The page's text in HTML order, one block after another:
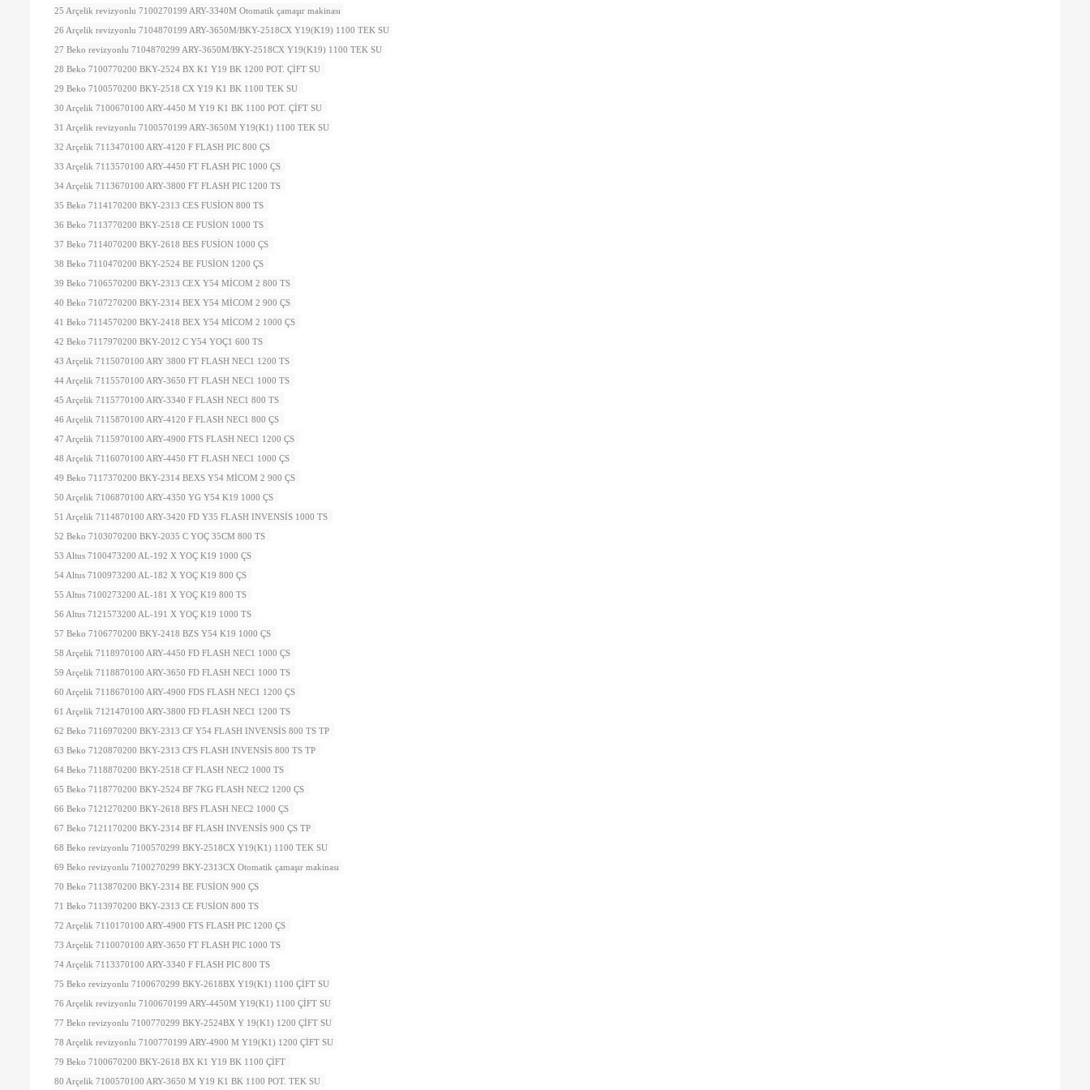
25 Arçelik revizyonlu 7100270199 ARY-3340M Otomatik çamaşır makinası
26 Arçelik revizyonlu 7104870199 ARY-3650M/BKY-2518CX Y19(K19) 1100 TEK SU
27 Beko revizyonlu 7104870299 ARY-3650M/BKY-2518CX Y19(K19) 1100 TEK SU
28 Beko 7100770200 BKY-2524 BX K1 Y19 BK 1200 POT. ÇİFT SU
29 Beko 7100570200 BKY-2518 CX Y19 K1 BK 1100 TEK SU
30 Arçelik 7100670100 ARY-4450 M Y19 K1 BK 1100 POT. ÇİFT SU
31 Arçelik revizyonlu 7100570199 ARY-3650M Y19(K1) 1100 TEK SU
32 Arçelik 7113470100 ARY-4120 F FLASH PIC 800 ÇS
33 Arçelik 7113570100 ARY-4450 FT FLASH PIC 1000 ÇS
34 Arçelik 7113670100 ARY-3800 FT FLASH PIC 1200 TS
35 Beko 7114170200 BKY-2313 CES FUSİON 800 TS
36 Beko 7113770200 BKY-2518 CE FUSİON 1000 TS
37 Beko 7114070200 BKY-2618 BES FUSİON 1000 ÇS
38 Beko 7110470200 BKY-2524 BE FUSİON 1200 ÇS
39 Beko 7106570200 BKY-2313 CEX Y54 MİCOM 2 800 TS
40 Beko 7107270200 BKY-2314 BEX Y54 MİCOM 2 900 ÇS
41 Beko 7114570200 BKY-2418 BEX Y54 MİCOM 2 1000 ÇS
42 Beko 7117970200 BKY-2012 C Y54 YOÇ1 600 TS
43 Arçelik 7115070100 ARY 3800 FT FLASH NEC1 1200 TS
44 Arçelik 7115570100 ARY-3650 FT FLASH NEC1 1000 TS
45 Arçelik 7115770100 ARY-3340 F FLASH NEC1 800 TS
46 Arçelik 7115870100 ARY-4120 F FLASH NEC1 800 ÇS
47 Arçelik 7115970100 ARY-4900 FTS FLASH NEC1 1200 ÇS
48 Arçelik 7116070100 ARY-4450 FT FLASH NEC1 1000 ÇS
49 Beko 7117370200 BKY-2314 BEXS Y54 MİCOM 2 900 ÇS
50 Arçelik 7106870100 ARY-4350 YG Y54 K19 1000 ÇS
51 Arçelik 7114870100 ARY-3420 FD Y35 FLASH INVENSİS 1000 TS
52 Beko 7103070200 BKY-2035 C YOÇ 35CM 800 TS
53 Altus 7100473200 AL-192 X YOÇ K19 1000 ÇS
54 Altus 7100973200 AL-182 X YOÇ K19 800 ÇS
55 Altus 7100273200 AL-181 X YOÇ K19 800 TS
56 Altus 7121573200 AL-191 X YOÇ K19 1000 TS
57 Beko 7106770200 BKY-2418 BZS Y54 K19 1000 ÇS
58 Arçelik 7118970100 ARY-4450 FD FLASH NEC1 1000 ÇS
59 Arçelik 7118870100 ARY-3650 FD FLASH NEC1 1000 TS
60 Arçelik 7118670100 ARY-4900 FDS FLASH NEC1 1200 ÇS
61 Arçelik 7121470100 ARY-3800 FD FLASH NEC1 1200 TS
62 Beko 7116970200 BKY-2313 CF Y54 FLASH INVENSİS 800 TS TP
63 Beko 7120870200 BKY-2313 CFS FLASH INVENSİS 800 TS TP
64 Beko 7118870200 BKY-2518 CF FLASH NEC2 1000 TS
65 Beko 7118770200 BKY-2524 BF 7KG FLASH NEC2 1200 ÇS
66 Beko 7121270200 BKY-2618 BFS FLASH NEC2 1000 ÇS
67 Beko 7121170200 BKY-2314 BF FLASH INVENSİS 900 ÇS TP
68 Beko revizyonlu 7100570299 BKY-2518CX Y19(K1) 1100 TEK SU
69 Beko revizyonlu 7100270299 BKY-2313CX Otomatik çamaşır makinası
70 Beko 7113870200 BKY-2314 BE FUSİON 900 ÇS
71 Beko 7113970200 BKY-2313 CE FUSİON 800 TS
72 Arçelik 7110170100 ARY-4900 FTS FLASH PIC 1200 ÇS
73 Arçelik 7110070100 ARY-3650 FT FLASH PIC 1000 TS
74 Arçelik 7113370100 ARY-3340 F FLASH PIC 800 TS
75 Beko revizyonlu 7100670299 BKY-2618BX Y19(K1) 1100 ÇİFT SU
76 Arçelik revizyonlu 7100670199 ARY-4450M Y19(K1) 1100 ÇİFT SU
77 Beko revizyonlu 7100770299 BKY-2524BX Y 19(K1) 1200 ÇİFT SU
78 Arçelik revizyonlu 7100770199 ARY-4900 M Y19(K1) 1200 ÇİFT SU
79 Beko 7100670200 BKY-2618 BX K1 Y19 BK 1100 ÇİFT
80 Arçelik 7100570100 ARY-3650 M Y19 K1 BK 1100 POT. TEK SU